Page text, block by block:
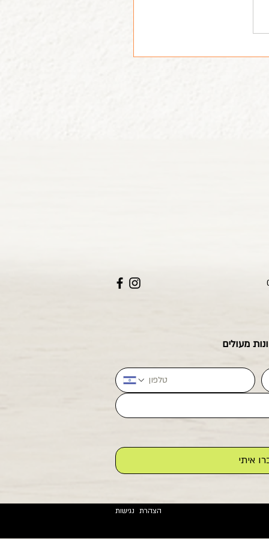
קולה
מעולים
איתי
הצהרת נגישות